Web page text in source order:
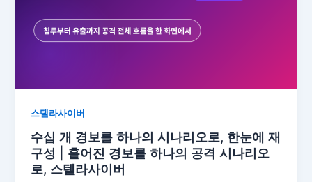
스텔라사이버
수십 개 경보를 하나의 시나리오로, 한눈에 재
구성 | 흩어진 경보를 하나의 공격 시나리오
로, 스텔라사이버